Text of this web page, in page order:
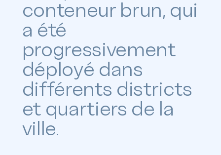
conteneur brun, qui
a été
progressivement
déployé dans
différents districts
et quartiers de la
ville.